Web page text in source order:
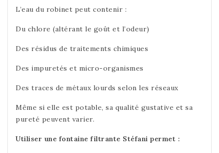
L’eau du robinet peut contenir :
Du chlore (altérant le goût et l’odeur)
Des résidus de traitements chimiques
Des impuretés et micro-organismes
Des traces de métaux lourds selon les réseaux
Même si elle est potable, sa qualité gustative et sa
pureté peuvent varier.
Utiliser une fontaine filtrante Stéfani permet :